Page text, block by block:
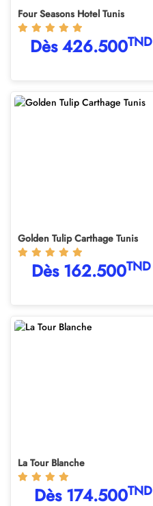
Four Seasons Hotel Tunis
Dès 426.500TND
Golden Tulip Carthage Tunis
Dès 162.500TND
La Tour Blanche
Dès 174.500TND